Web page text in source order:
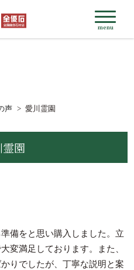
menu
声 愛川霊園
園
備をと思い購入しました。立
変満足しております。また、
りでしたが、丁寧な説明と案